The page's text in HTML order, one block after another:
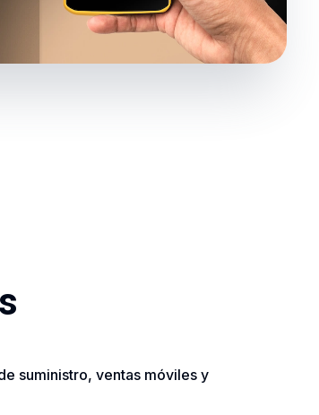
suministro, ventas móviles y